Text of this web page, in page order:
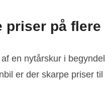
priser på
en nytårskur i
er der skarpe priser